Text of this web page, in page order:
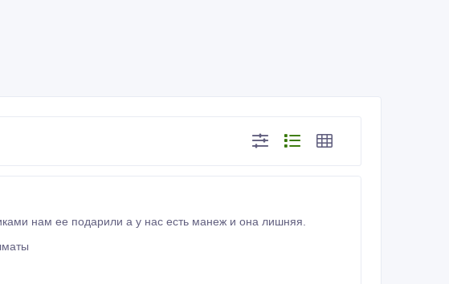
нам ее подарили а у нас есть манеж и она лишняя.